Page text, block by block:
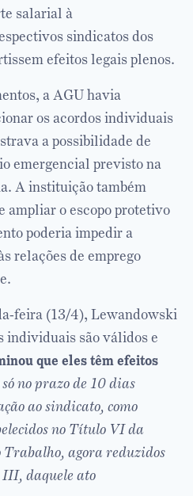
salarial à
sindicatos dos
efeitos legais plenos.
a AGU havia
os acordos individuais
a possibilidade de
emergencial previsto na
A instituição também
ampliar o escopo protetivo
poderia impedir a
relações de emprego
feira (13/4), Lewandowski
individuais são válidos e
que eles têm efeitos
no prazo de 10 dias
ao sindicato, como
no Título VI da
Trabalho, agora reduzidos
III, daquele ato